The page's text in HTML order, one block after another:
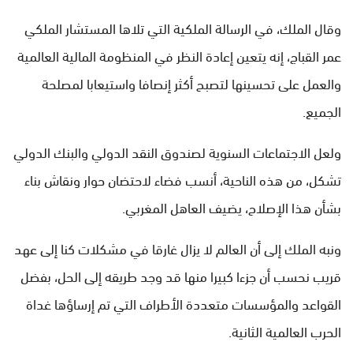
وقال الملك، في الرسالة الملكية التي تلاها المستشار الملكي
عمر القباج، إنه يتعين إعادة النظر في المنظومة المالية العالمية
والعمل على تحسينها لتصبح أكثر إنصافا واستيعابا لمصلحة
الجميع.
ولعل الاجتماعات السنوية لصندوق النقد الدولي والبنك الدولي
تشكل، من هذه الناحية، أنسب فضاء لاحتضان حوار ونقاش بناء
بشأن هذا الإصلاح، يضيف العاهل المغربي.
ونبه الملك إلى أن العالم لا يزال غارقا في مشكلات كنا إلى عهد
قريب نحسب أن جزءا كبيرا منها قد وجد طريقه إلى الحل، بفضل
القواعد والمؤسسات متعددة الأطراف التي تم إرساؤها غداة
الحرب العالمية الثانية.